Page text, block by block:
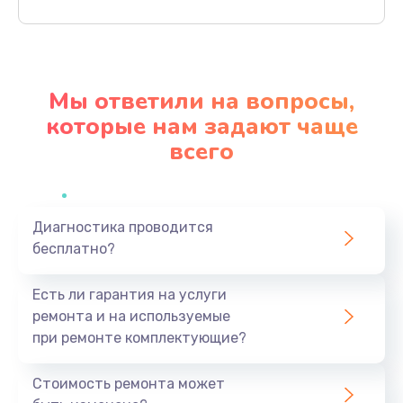
Заказать
Ремонт / замена кнопок, клавиш, индикаторов,
Заказать
1400 руб.
Заказать
1400 руб.
Мы ответили на вопросы,
которые нам задают чаще
всего
Диагностика проводится
бесплатно?
Есть ли гарантия на услуги
ремонта и на используемые
при ремонте комплектующие?
Стоимость ремонта может